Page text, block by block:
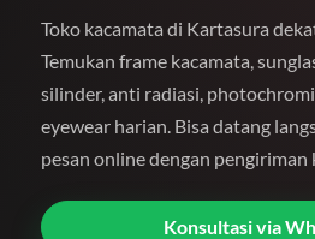
Toko kacamata di Kartasura
Temukan frame kacamata,
silinder, anti radiasi,
eyewear harian. Bisa datang
pesan online dengan pengiriman
Konsultasi via